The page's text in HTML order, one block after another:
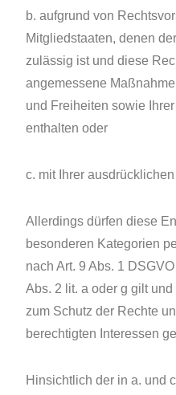
b. aufgrund von
Mitgliedstaaten, denen
zulässig ist und diese
angemessene
und Freiheiten sowie
enthalten oder
c. mit Ihrer
Allerdings dürfen diese
besonderen Kategorien
nach Art. 9 Abs. 1
Abs. 2 lit. a oder g gilt
zum Schutz der Rechte
berechtigten Interessen
Hinsichtlich der in a. und